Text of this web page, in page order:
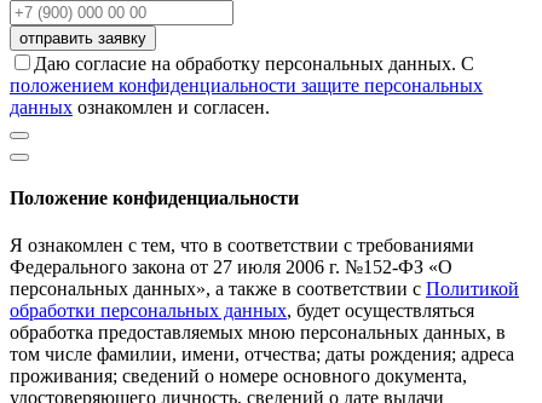
Даю согласие на обработку персональных данных. С
положением конфиденциальности защите персональных
данных ознакомлен и согласен.
Положение конфиденциальности
Я ознакомлен с тем, что в соответствии с требованиями
Федерального закона от 27 июля 2006 г. №152-ФЗ «О
персональных данных», а также в соответствии с Политикой
обработки персональных данных, будет осуществляться
обработка предоставляемых мною персональных данных, в
том числе фамилии, имени, отчества; даты рождения; адреса
проживания; сведений о номере основного документа,
удостоверяющего личность, сведений о дате выдачи